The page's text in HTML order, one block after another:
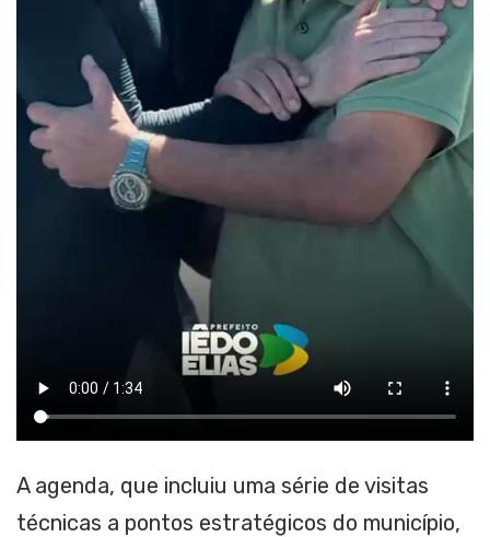
A agenda, que incluiu uma série de visitas
técnicas a pontos estratégicos do município,